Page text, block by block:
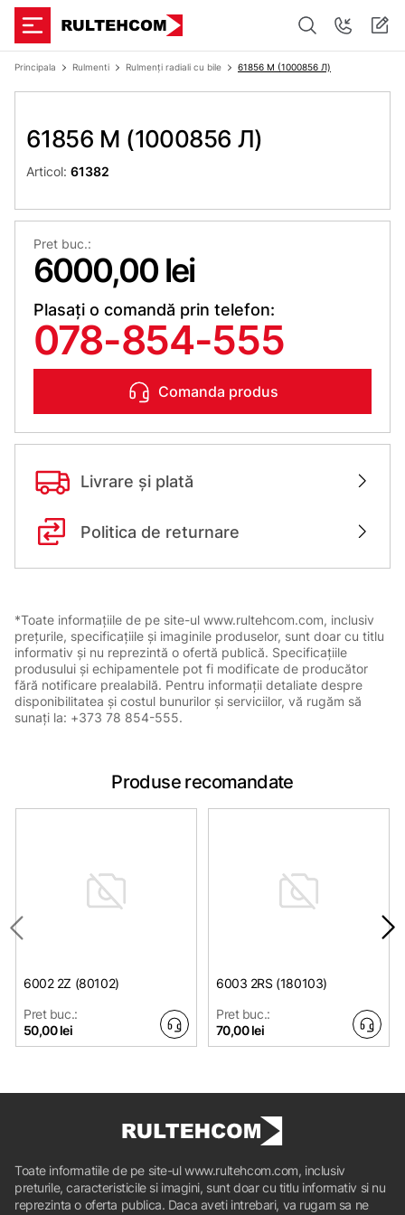
Principala Rulmenti Rulmenți radiali cu bile 61856 M (1000856 Л)
61856 M (1000856 Л)
Articol: 61382
Pret buc.:
6000,00 lei
Plasați o comandă prin telefon:
078-854-555
Comanda produs
Livrare și plată
Politica de returnare
*Toate informațiile de pe site-ul www.rultehcom.com, inclusiv
prețurile, specificațiile și imaginile produselor, sunt doar cu titlu
informativ și nu reprezintă o ofertă publică. Specificațiile
produsului și echipamentele pot fi modificate de producător
fără notificare prealabilă. Pentru informații detaliate despre
disponibilitatea și costul bunurilor și serviciilor, vă rugăm să
sunați la: +373 78 854-555.
Produse recomandate
6002 2Z (80102)
Pret buc.:
50,00 lei
6003 2RS (180103)
Pret buc.:
70,00 lei
Toate informatiile de pe site-ul www.rultehcom.com, inclusiv
preturile, caracteristicile si imagini, sunt doar cu titlu informativ si nu
reprezinta o oferta publica. Daca aveti intrebari, va rugam sa ne